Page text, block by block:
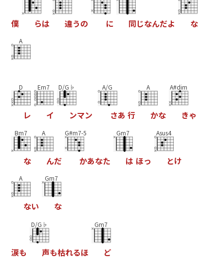
僕 らは 違うの に 同じなんだよ な
A
D
レ
Em7
イ
D/G♭
ンマン
A/G
さあ 行
A
かな
A#dim
きゃ
Bm7
な
A
んだ
G#m7-5
かあなた
Gm7
は ほっ
Asus4
とけ
A
ない
Gm7
な
涙も
D/G♭
声も枯れるほ
Gm7
ど